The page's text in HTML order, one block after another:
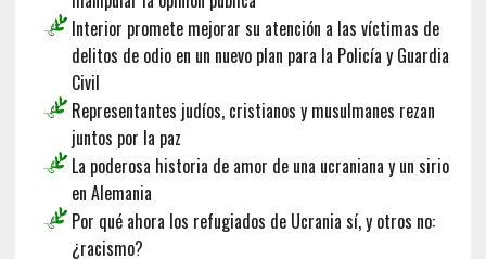
Interior promete mejorar su atención a las víctimas de
delitos de odio en un nuevo plan para la Policía y Guardia
Civil
Representantes judíos, cristianos y musulmanes rezan
juntos por la paz
La poderosa historia de amor de una ucraniana y un sirio
en Alemania
Por qué ahora los refugiados de Ucrania sí, y otros no:
¿racismo?